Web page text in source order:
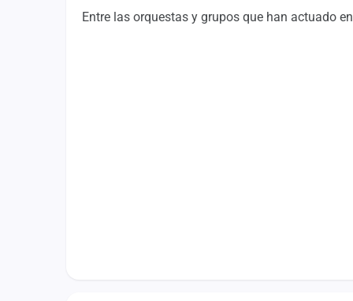
Entre las orquestas y grupos que han actuado